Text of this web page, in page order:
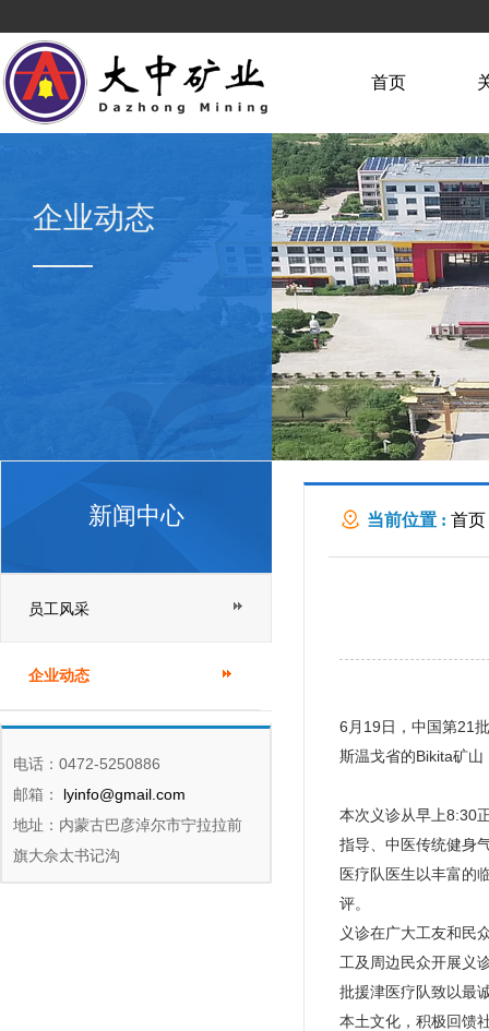
首页
企业动态
新闻中心
员工风采
企业动态
电话：0472-5250886
邮箱：
lyinfo@gmail.com
地址：内蒙古巴彦淖尔市宁拉拉前
旗大佘太书记沟
当前位置 : 首页
6月19日，中国第21
斯温戈省的Bikita矿
本次义诊从早上8:30
指导、中医传统健身
医疗队医生以丰富的
评。
义诊在广大工友和民
工及周边民众开展义
批援津医疗队致以最
本土文化，积极回馈